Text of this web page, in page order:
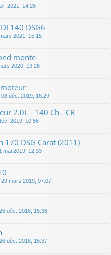
2021, 14:26
140 DSG6
2021, 15:15
monte
2020, 13:26
08 déc. 2019, 16:29
2.0L - 140 Ch - CR
2019, 10:56
170 DSG Carat (2011)
mai 2019, 12:33
29 mars 2019, 07:07
26 déc. 2018, 15:38
26 déc. 2018, 15:37